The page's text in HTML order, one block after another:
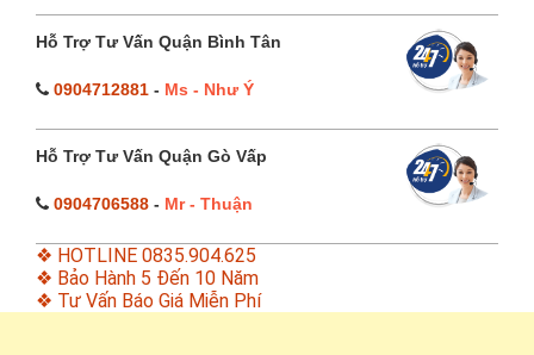
Hỗ Trợ Tư Vấn Quận Bình Tân
0904712881 - Ms - Như Ý
Hỗ Trợ Tư Vấn Quận Gò Vấp
0904706588 - Mr - Thuận
❖ HOTLINE 0835.904.625
❖ Bảo Hành 5 Đến 10 Năm
❖ Tư Vấn Báo Giá Miễn Phí